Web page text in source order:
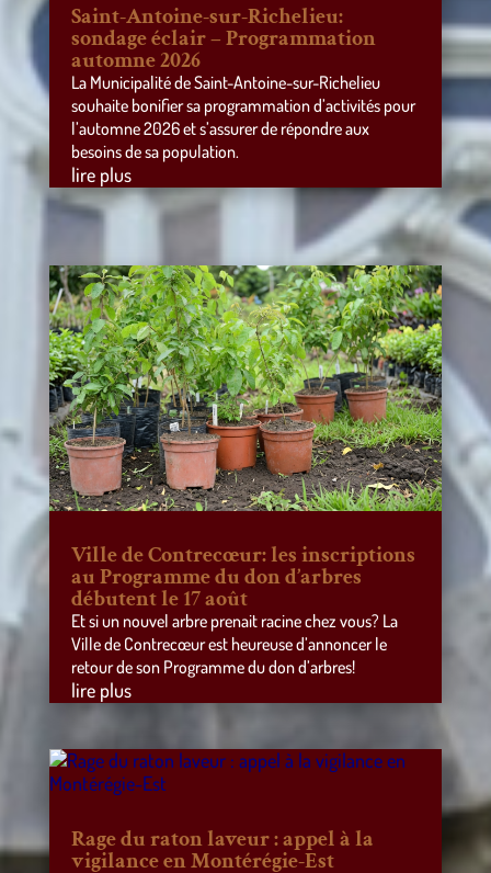
Saint-Antoine-sur-Richelieu:
sondage éclair – Programmation
automne 2026
La Municipalité de Saint-Antoine-sur-Richelieu
souhaite bonifier sa programmation d’activités pour
l’automne 2026 et s’assurer de répondre aux
besoins de sa population.
lire plus
Ville de Contrecœur: les inscriptions
au Programme du don d’arbres
débutent le 17 août
Et si un nouvel arbre prenait racine chez vous? La
Ville de Contrecœur est heureuse d’annoncer le
retour de son Programme du don d’arbres!
lire plus
Rage du raton laveur : appel à la
vigilance en Montérégie-Est